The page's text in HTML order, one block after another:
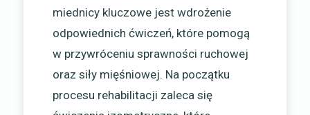
miednicy kluczowe jest wdrożenie
odpowiednich ćwiczeń, które pomogą
w przywróceniu sprawności ruchowej
oraz siły mięśniowej. Na początku
procesu rehabilitacji zaleca się